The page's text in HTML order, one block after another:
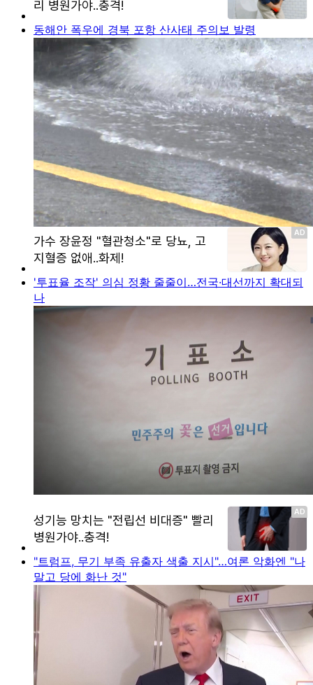
동해안 폭우에 경북 포항 산사태 주의보 발령
'투표율 조작' 의심 정황 줄줄이…전국·대선까지 확대되
나
"트럼프, 무기 부족 유출자 색출 지시"…여론 악화엔 "나
말고 당에 화난 것"